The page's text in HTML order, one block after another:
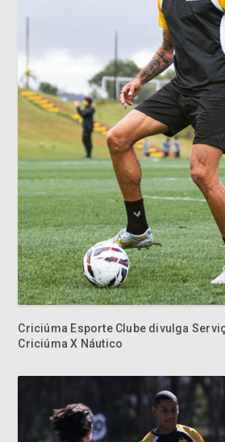
Criciúma Esporte Clube divulga
Criciúma X Náutico